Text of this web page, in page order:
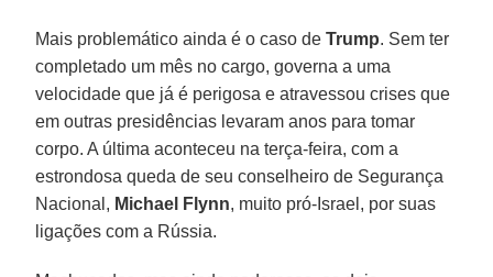
Mais problemático ainda é o caso deTrump. Sem ter
completado um mês no cargo, governa a uma
velocidade que já é perigosa e atravessou crises que
em outras presidências levaram anos para tomar
corpo. A última aconteceu na terça-feira, com a
estrondosa queda de seu conselheiro de Segurança
Nacional, Michael Flynn, muito pró-Israel, por suas
ligações com a Rússia.